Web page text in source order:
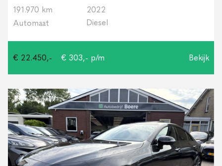
191.970 km
2022
Automaat
Diesel
€ 22.450,- € 303,- p/m Bekijk